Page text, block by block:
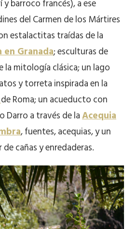
barroco francés), a ese
del Carmen de los Mártires
estalactitas traídas de la
en Granada; esculturas de
la mitología clásica; un lago
y torreta inspirada en la
de Roma; un acueducto con
Darro a través de laAcequia
, fuentes, acequias, y un
cañas y enredaderas.